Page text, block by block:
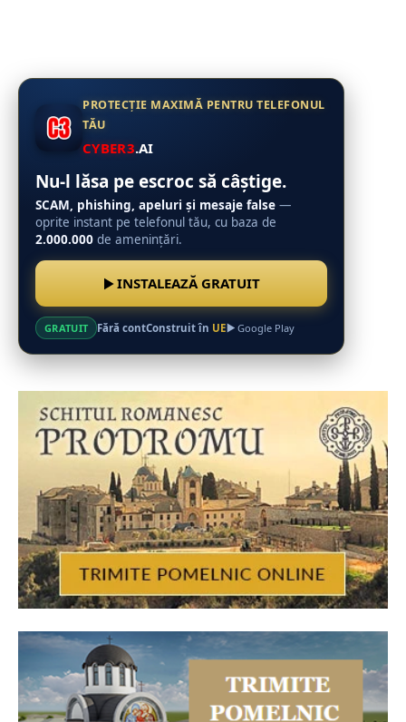
PROTECȚIE MAXIMĂ PENTRU TELEFONUL
TĂU
CYBER3.AI
Nu-l lăsa pe escroc să câștige.
SCAM, phishing, apeluri și mesaje false —
oprite instant pe telefonul tău, cu baza de
2.000.000 de amenințări.
INSTALEAZĂ GRATUIT
GRATUIT Fără contConstruit în UE Google Play